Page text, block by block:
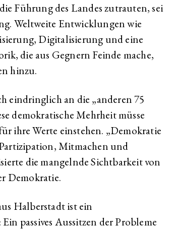
Führung des Landes zutrauten, sei
Weltweite Entwicklungen wie
Digitalisierung und eine
die aus Gegnern Feinde mache,
hinzu.
eindringlich an die „anderen 75
demokratische Mehrheit müsse
ihre Werte einstehen. „Demokratie
Mitmachen und
die mangelnde Sichtbarkeit von
Demokratie.
Halberstadt ist ein
passives Aussitzen der Probleme